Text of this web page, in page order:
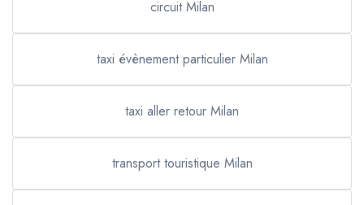
circuit Milan
taxi évènement particulier Milan
taxi aller retour Milan
transport touristique Milan